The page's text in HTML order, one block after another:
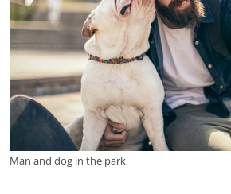
Man and dog in the park